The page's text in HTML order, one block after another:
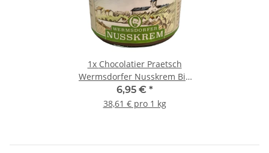
1x Chocolatier Praetsch
Wermsdorfer Nusskrem Bio
180g
6,95 € *
38,61 € pro 1 kg